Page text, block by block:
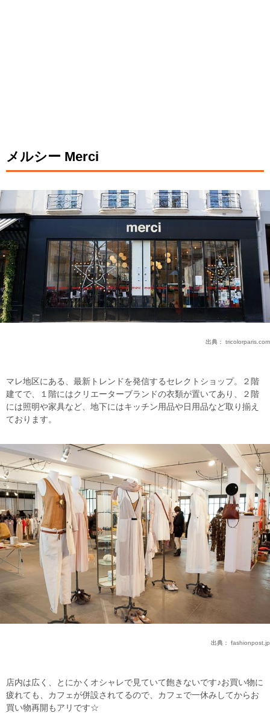
メルシー Merci
出典： tricolorparis.com
マレ地区にある、最新トレンドを発信するセレクトショップ。２階
建てで、１階にはクリエーターブランドの衣類が置いてあり、２階
には照明や家具など、地下にはキッチン用品や日用品など取り揃え
ております。
出典： fashionpost.jp
店内は広く、とにかくオシャレで見ていて飽きないです♪お買い物に
疲れても、カフェが併設されてるので、カフェで一休みしてからお
買い物再開もアリです☆